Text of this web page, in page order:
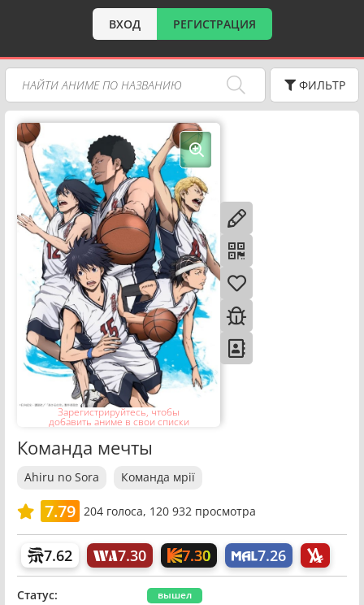
ВХОД РЕГИСТРАЦИЯ
ФИЛЬТР
Зарегистрируйтесь, чтобы
добавить аниме в свои списки
Команда мечты
Ahiru no Sora Команда мрії
7.79 204голоса, 120 932 просмотра
7.62 7.30 7.30 7.26
Статус: вышел